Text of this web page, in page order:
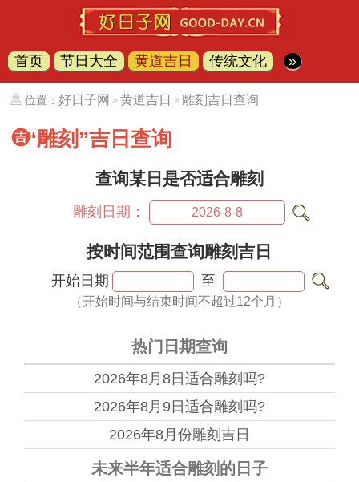
首页 节日大全 黄道吉日 传统文化 »
位置： 好日子网 > 黄道吉日 > 雕刻吉日查询
“雕刻”吉日查询
查询某日是否适合雕刻
雕刻日期：
按时间范围查询雕刻吉日
开始日期 至
（开始时间与结束时间不超过12个月）
热门日期查询
2026年8月8日 适合雕刻吗?
2026年8月9日 适合雕刻吗?
2026年8月份雕刻吉日
未来半年适合雕刻的日子